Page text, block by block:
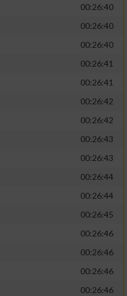
00:26:40
00:26:40
00:26:40
00:26:41
00:26:41
00:26:42
00:26:42
00:26:43
00:26:43
00:26:44
00:26:44
00:26:45
00:26:46
00:26:46
00:26:46
00:26:46